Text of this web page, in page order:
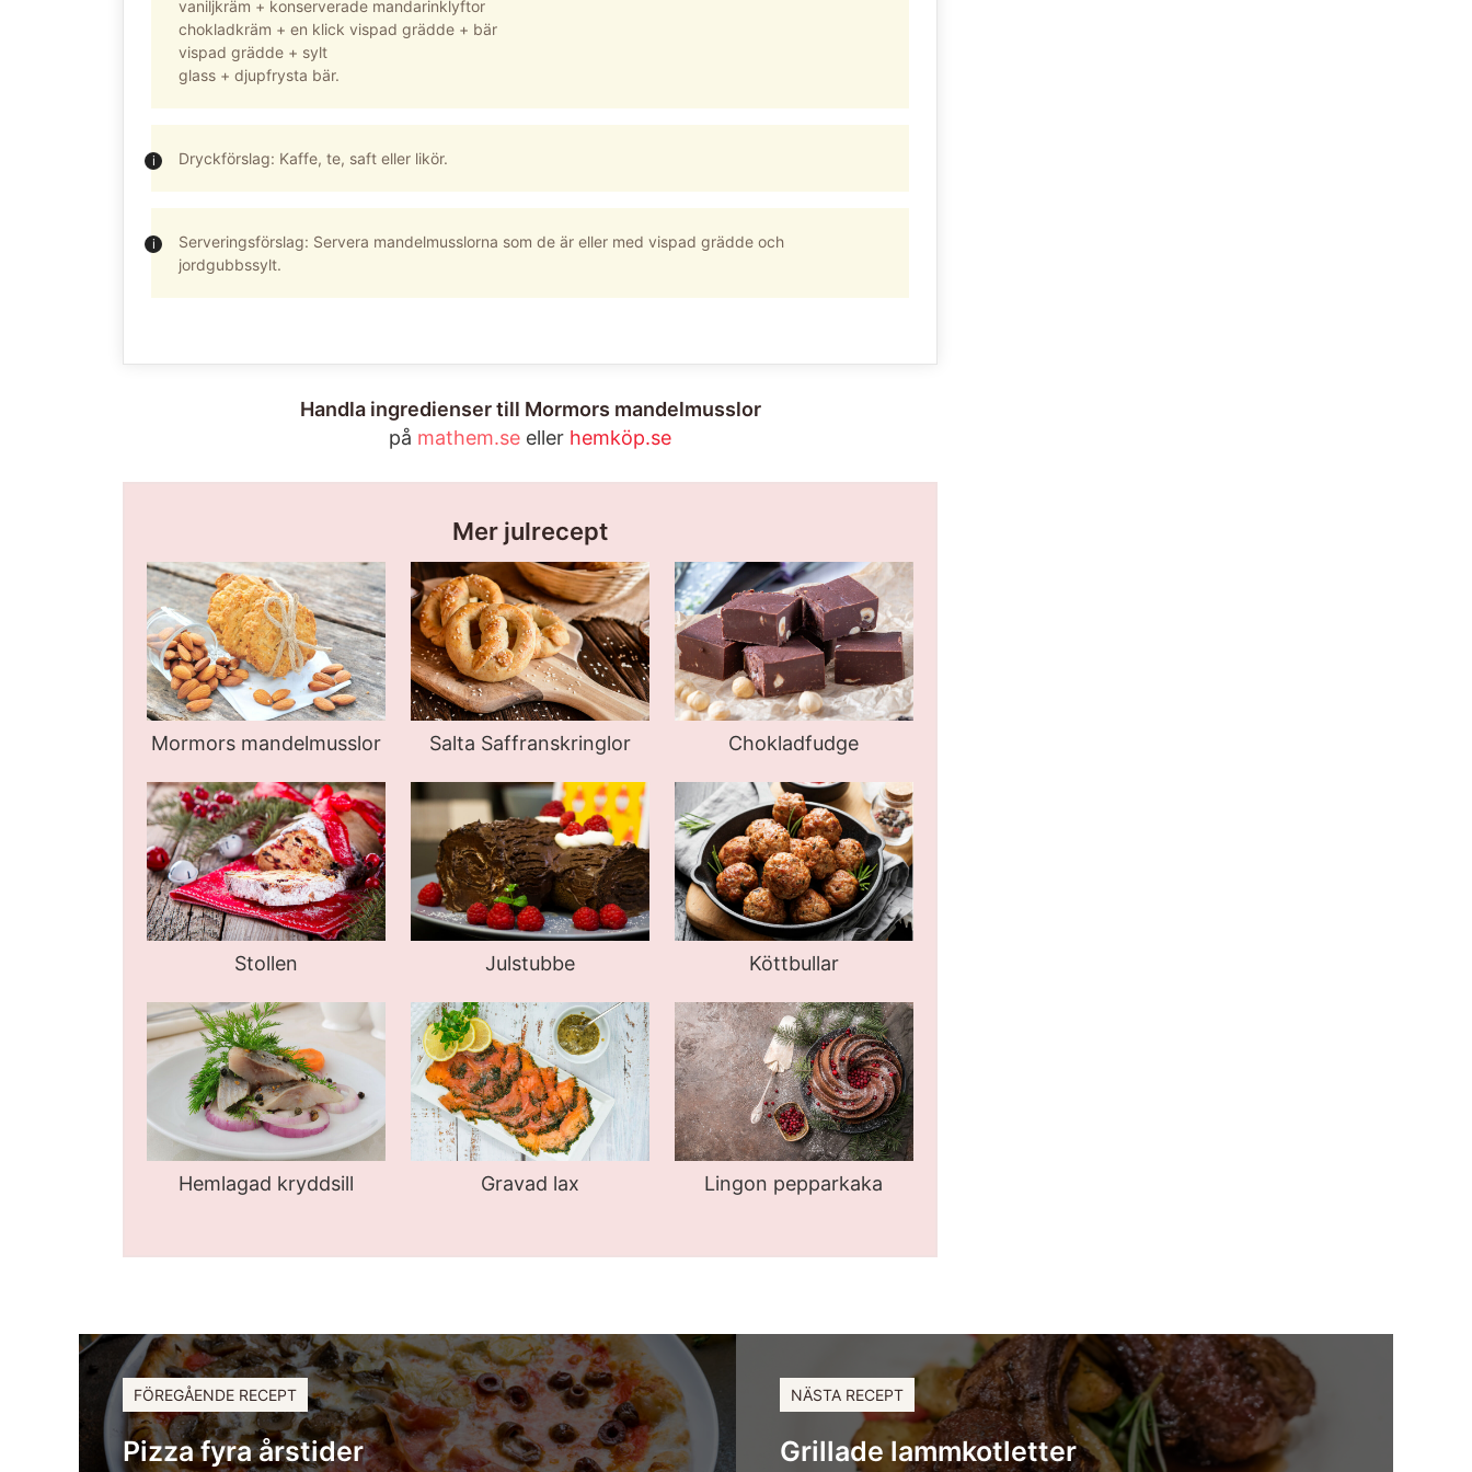
vaniljkräm + konserverade mandarinklyftor
chokladkräm + en klick vispad grädde + bär
vispad grädde + sylt
glass + djupfrysta bär.
Dryckförslag: Kaffe, te, saft eller likör.
Serveringsförslag: Servera mandelmusslorna som de är eller med vispad grädde och
jordgubbssylt.
Handla ingredienser till Mormors mandelmusslor
på mathem.se eller hemköp.se
Mer julrecept
Mormors mandelmusslor Salta Saffranskringlor Chokladfudge
Stollen Julstubbe Köttbullar
Hemlagad kryddsill Gravad lax Lingon pepparkaka
FÖREGÅENDE RECEPT
Pizza fyra årstider
NÄSTA RECEPT
Grillade lammkotletter